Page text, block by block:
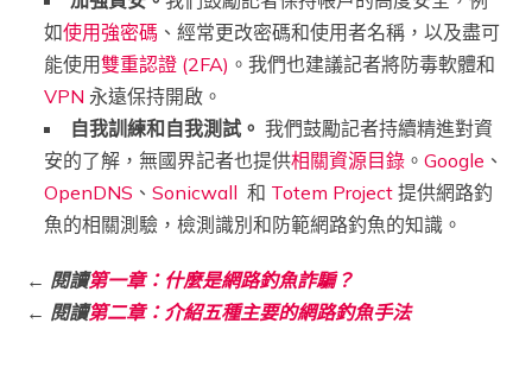
如使用強密碼 、經常更改密碼和使用者名稱，以及盡可
能使用雙重認證 (2FA) 。我們也建議記者將防毒軟體和
VPN 永遠保持開啟。
自我訓練和自我測試。 我們鼓勵記者持續精進對資
安的了解，無國界記者也提供相關資源目錄 。Google 、
OpenDNS 、Sonicwall 和 Totem Project 提供網路釣
魚的相關測驗，檢測識別和防範網路釣魚的知識。
← 閱讀第一章：什麼是網路釣魚詐騙？
← 閱讀第二章：介紹五種主要的網路釣魚手法